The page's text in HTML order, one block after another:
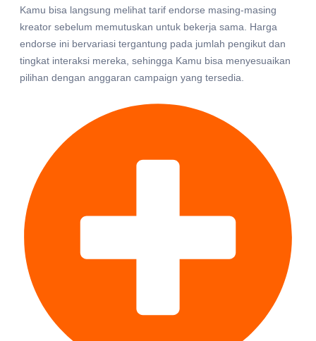
Kamu bisa langsung melihat tarif endorse masing-masing
kreator sebelum memutuskan untuk bekerja sama. Harga
endorse ini bervariasi tergantung pada jumlah pengikut dan
tingkat interaksi mereka, sehingga Kamu bisa menyesuaikan
pilihan dengan anggaran campaign yang tersedia.